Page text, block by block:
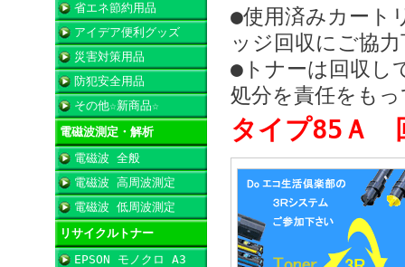
省エネ節約用品
アイデア便利グッズ
災害対策用品
防犯安全用品
その他☆新商品☆
電磁波測定・解析
電磁波 全般
電磁波 高周波測定
電磁波 低周波測定
リサイクルトナー
EPSON モノクロ A3
●使用済みカート
ッジ回収にご協
●トナーは回収し
処分を責任をも
タイプ85Ａ